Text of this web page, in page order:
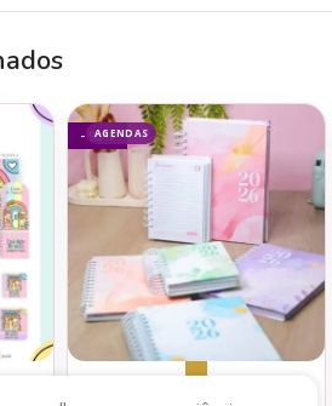
AGENDAS
- 93%
Adicionar ao carrinho